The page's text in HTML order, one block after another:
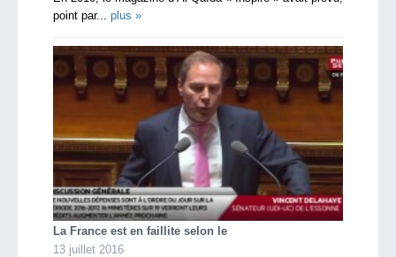
point par... plus »
La France est en faillite selon le
13 juillet 2016